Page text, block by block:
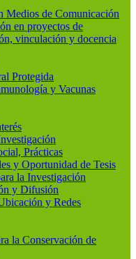
Medios de Comunicación
en proyectos de
vinculación y docencia
Protegida
y Vacunas
Prácticas
y Oportunidad de Tesis
la Investigación
y Difusión
y Redes
la Conservación de